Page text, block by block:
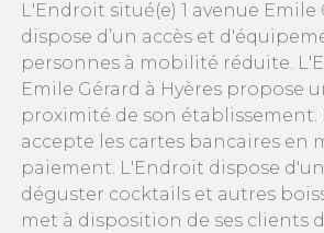
L'Endroit situé(e) 1 avenue Emile
dispose d’un accès et
personnes à mobilité réduite.
Emile Gérard à Hyères propose
proximité de son établissement.
accepte les cartes bancaires en
paiement. L'Endroit dispose
déguster cocktails et autres
met à disposition de ses clients